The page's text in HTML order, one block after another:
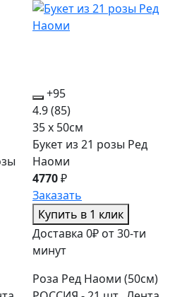
+95
4.9(85)
35 x 50см
Букет из 21 розы Ред
Наоми
4770₽
Заказать
Купить в 1 клик
Доставка 0₽ от 30-ти
минут
Роза Ред Наоми (50см)